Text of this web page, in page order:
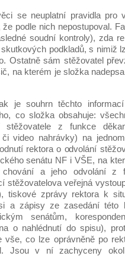
se neuplatní pravidla pro
podle nich nepostupoval.
soudní kontroly), zda
podkladů, s nimiž
Ostatně sám stěžovatel
na kterém je složka
je souhrn těchto
co složka obsahuje:
z funkce
či video nahrávky) na
rektora o odvolání
senátu NF i VŠE, na
chování a jeho odvolání z
stěžovatelova veřejná
tiskové zprávy rektora k
a zápisy ze zasedání této
senátům,
o nahlédnutí do spisu),
vše, co lze oprávněně po
Jsou v ní zachyceny